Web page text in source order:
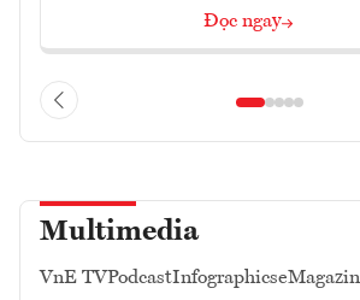
Đọc ngay
Multimedia
VnE TVPodcastInfographics